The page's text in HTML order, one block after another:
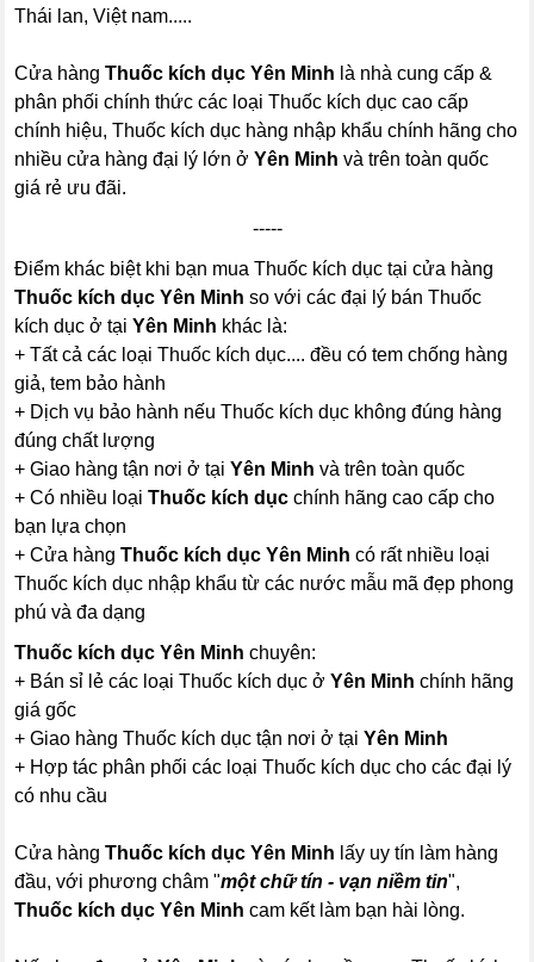
Thái lan, Việt nam.....
Cửa hàngThuốc kích dục Yên Minh là nhà cung cấp &
phân phối chính thức các loại Thuốc kích dục cao cấp
chính hiệu, Thuốc kích dục hàng nhập khẩu chính hãng cho
nhiều cửa hàng đại lý lớn ởYên Minh và trên toàn quốc
giá rẻ ưu đãi.
-----
Điểm khác biệt khi bạn mua Thuốc kích dục tại cửa hàng
Thuốc kích dục Yên Minh so với các đại lý bán Thuốc
kích dục ở tạiYên Minh khác là:
+ Tất cả các loại Thuốc kích dục.... đều có tem chống hàng
giả, tem bảo hành
+ Dịch vụ bảo hành nếu Thuốc kích dục không đúng hàng
đúng chất lượng
+ Giao hàng tận nơi ở tạiYên Minh và trên toàn quốc
+ Có nhiều loạiThuốc kích dục chính hãng cao cấp cho
bạn lựa chọn
+ Cửa hàngThuốc kích dục Yên Minh có rất nhiều loại
Thuốc kích dục nhập khẩu từ các nước mẫu mã đẹp phong
phú và đa dạng
Thuốc kích dục Yên Minhchuyên:
+ Bán sỉ lẻ các loại Thuốc kích dục ởYên Minh chính hãng
giá gốc
+ Giao hàng Thuốc kích dục tận nơi ở tạiYên Minh
+ Hợp tác phân phối các loại Thuốc kích dục cho các đại lý
có nhu cầu
Cửa hàngThuốc kích dục Yên Minh lấy uy tín làm hàng
đầu, với phương châm "một chữ tín - vạn niềm tin",
Thuốc kích dục Yên Minh cam kết làm bạn hài lòng.